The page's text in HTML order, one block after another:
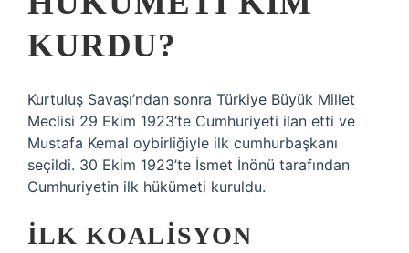
KURDU?
Kurtuluş Savaşı’ndan sonra Türkiye Büyük Millet
Meclisi 29 Ekim 1923’te Cumhuriyeti ilan etti ve
Mustafa Kemal oybirliğiyle ilk cumhurbaşkanı
seçildi. 30 Ekim 1923’te İsmet İnönü tarafından
Cumhuriyetin ilk hükümeti kuruldu.
İLK KOALISYON